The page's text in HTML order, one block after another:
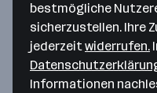
Bitte
Richtlinien
bestmögliche
sicherzustellen. Ihre
jederzeitwiderrufen.
Informationen